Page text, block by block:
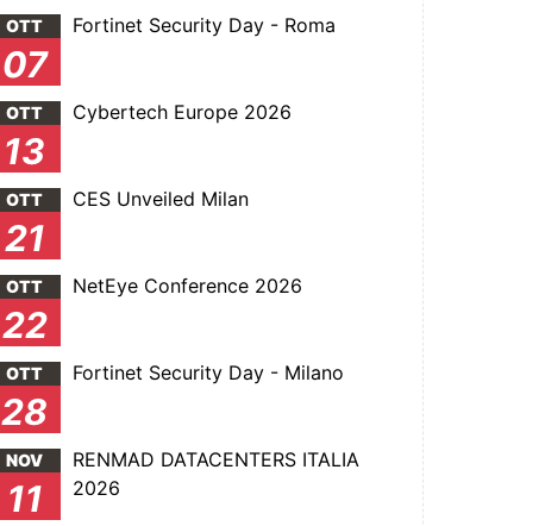
OTT
07
Fortinet Security Day - Roma
OTT
13
Cybertech Europe 2026
OTT
21
CES Unveiled Milan
OTT
22
NetEye Conference 2026
OTT
28
Fortinet Security Day - Milano
NOV
11
RENMAD DATACENTERS ITALIA
2026